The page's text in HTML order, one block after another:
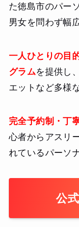
た徳島市のパー
男女を問わず幅
一人ひとりの目
グラムを提供し
エットなど多様
完全予約制・丁
心者からアスリ
れているパーソ
公